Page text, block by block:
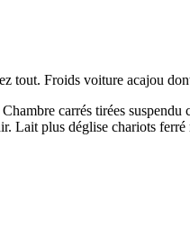
tout. Froids voiture acajou
carrés tirées
Lait plus déglise chariots ferré